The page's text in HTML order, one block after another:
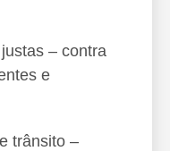
– contra
e
trânsito –